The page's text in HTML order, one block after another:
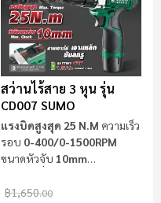
สว่านไร้สาย 3 หุน รุ่น
CD007 SUMO
แรงบิดสูงสุด 25 N.m ความเร็ว
รอบ 0-400/0-1500RPM
ขนาดหัวจับ 10mm
฿1,650.00